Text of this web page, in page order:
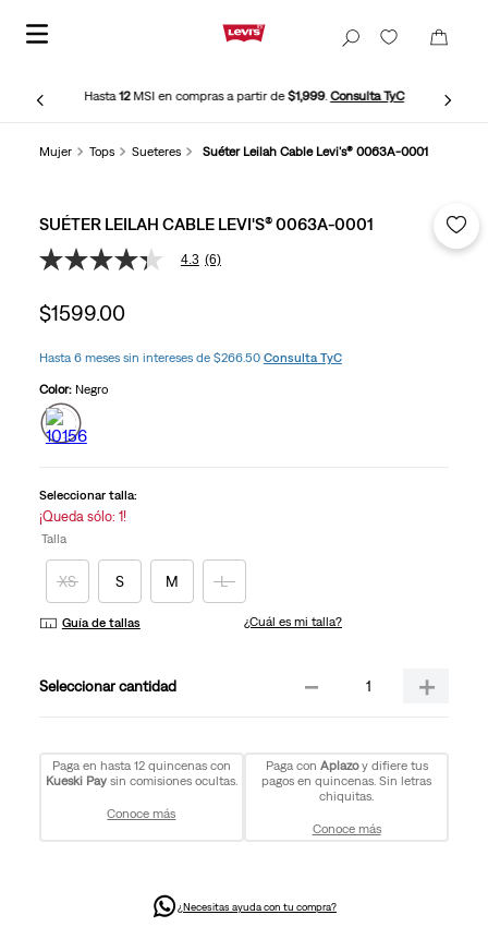
Hasta12MSI en compras a partir de$1,999.Consulta TyC
Mujer Tops Sueteres Suéter Leilah Cable Levi's® 0063A-0001
SUÉTER LEILAH CABLE LEVI'S® 0063A-0001
4.3
5
estrellas,
medio
valoración.
Read
6
Reviews.
la
misma
página.
4.3 (6)
$1599.00
Hasta 6 meses sin intereses de $266.50 Consulta TyC
Color: Negro
Seleccionar talla:
¡Queda sólo: 1!
Talla
XS S M L
Guía de tallas ¿Cuál es mi talla?
cantidad ＋
－
Paga en hasta 12 quincenas con
Kueski Paysin comisiones ocultas.
Conoce más
Paga con Aplazoy difiere tus
pagos en quincenas. Sin letras
chiquitas.
Conoce más
¿Necesitas ayuda con tu compra?